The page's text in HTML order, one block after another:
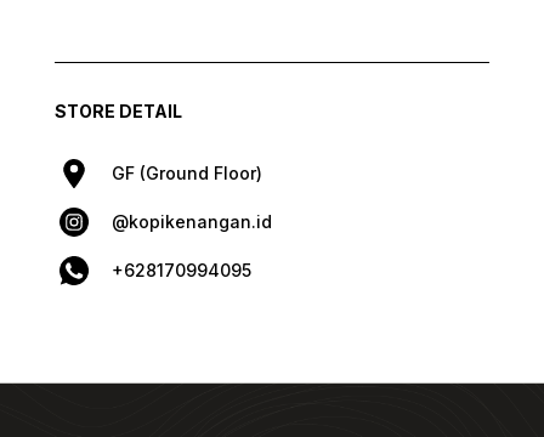
STORE DETAIL
GF (Ground Floor)
@kopikenangan.id
+628170994095